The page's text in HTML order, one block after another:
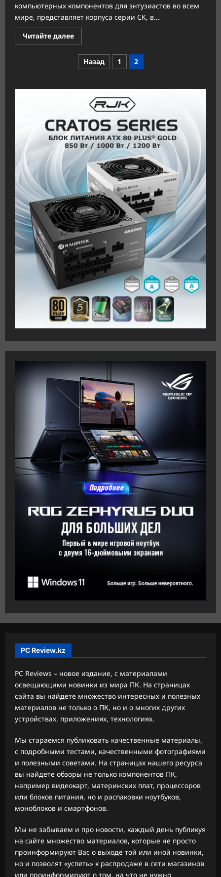
компьютерных компонентов для энтузиастов во всем
мире, представляет корпуса серии CK, в...
Читайте далееПрочитать
больше
DeepCool
пополнила
ассортимент
Пагинация
Назад 1 2
PC Review.kz
PC Reviews – новое издание, с материалами
освещающими новинки из мира ПК. На страницах
сайта вы найдете множество интересных и полезных
материалов не только о ПК, но и о многих других
устройствах, приложениях, технологиях.
Мы стараемся публиковать качественные материалы,
с подробными тестами, качественными фотографиями
и полезными советами. На страницах нашего ресурса
вы найдете обзоры не только компонентов ПК,
например видеокарт, материнских плат, процессоров
или блоков питания, но и распаковки ноутбуков,
моноблоков и смартфонов.
Мы не забываем и про новости, каждый день публикуя
на сайте множество материалов, которые не просто
проинформируют Вас о выходе той или иной новинки,
но и позволят «успеть» к распродаже в сети магазинов
или проинформируют о том, на что не нужно